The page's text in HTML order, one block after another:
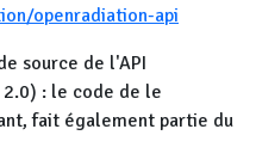
openradiation-api
source de l'API
2.0) : le code de le
fait également partie du